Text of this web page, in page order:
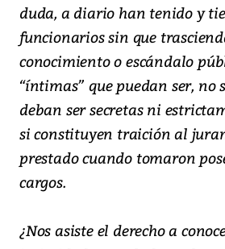
duda, a diario han tenido y
funcionarios sin que
conocimiento o escándalo
“íntimas” que puedan ser, no
deban ser secretas ni
si constituyen traición al
prestado cuando tomaron
cargos.
¿Nos asiste el derecho a